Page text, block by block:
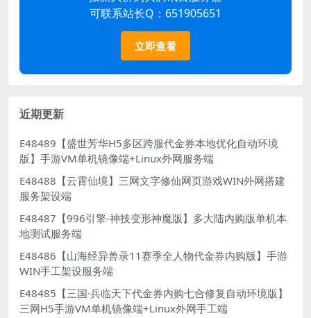
可联系站长Q：651905651
立即查看
近期更新
E48489【盛世芳华H5多区跨服代金券本地优化自动环境
版】手游VM单机镜像端+Linux外网服务端
E48488【云霄仙境】三网文字修仙网页游戏WIN外网搭建
服务架设端
E48487【996引擎-神技变形神魔版】多大陆内购版单机本
地测试服务端
E48486【山海经异兽录11赛季全人物代金券内购版】手游
WIN手工架设服务端
E48485【三国·兵临天下代金券内购七合修复自动环境版】
三网H5手游VM单机镜像端+Linux外网手工端